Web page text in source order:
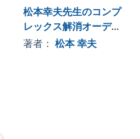
松本幸夫先生のコンプ
レックス解消オーディ
オ・セミナー アガリを
著者： 松本 幸夫